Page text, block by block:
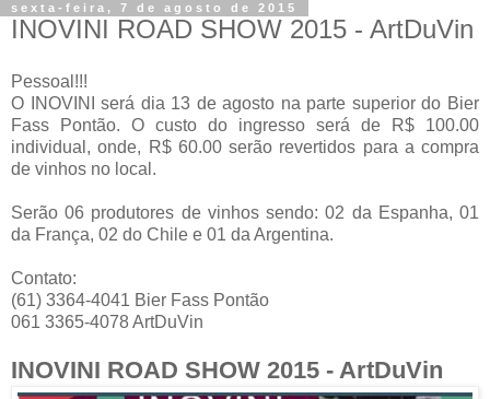
sexta-feira, 7 de agosto de 2015
INOVINI ROAD SHOW 2015 - ArtDuVin
Pessoal!!!
O INOVINI será dia 13 de agosto na parte superior do Bier
Fass Pontão. O custo do ingresso será de R$ 100.00
individual, onde, R$ 60.00 serão revertidos para a compra
de vinhos no local.
Serão 06 produtores de vinhos sendo: 02 da Espanha, 01
da França, 02 do Chile e 01 da Argentina.
Contato:
(61) 3364-4041 Bier Fass Pontão
061 3365-4078 ArtDuVin
INOVINI ROAD SHOW 2015 - ArtDuVin